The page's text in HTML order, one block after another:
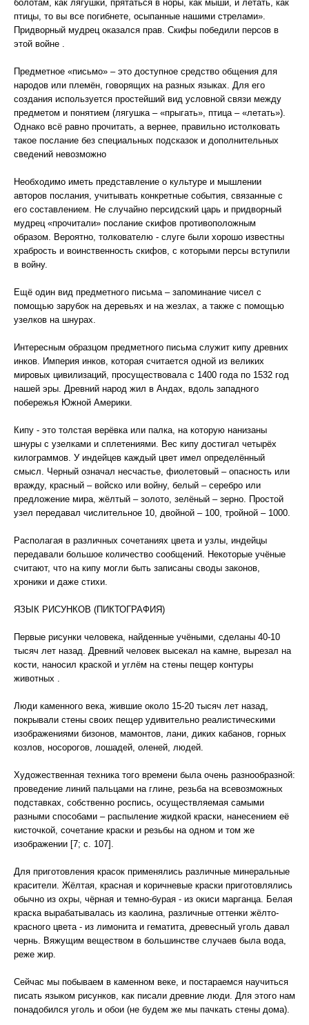
болотам, как лягушки, прятаться в норы, как мыши, и летать, как
птицы, то вы все погибнете, осыпанные нашими стрелами».
Придворный мудрец оказался прав. Скифы победили персов в
этой войне .
Предметное «письмо» – это доступное средство общения для
народов или племён, говорящих на разных языках. Для его
создания используется простейший вид условной связи между
предметом и понятием (лягушка – «прыгать», птица – «летать»).
Однако всё равно прочитать, а вернее, правильно истолковать
такое послание без специальных подсказок и дополнительных
сведений невозможно
Необходимо иметь представление о культуре и мышлении
авторов послания, учитывать конкретные события, связанные с
его составлением. Не случайно персидский царь и придворный
мудрец «прочитали» послание скифов противоположным
образом. Вероятно, толкователю - слуге были хорошо известны
храбрость и воинственность скифов, с которыми персы вступили
в войну.
Ещё один вид предметного письма – запоминание чисел с
помощью зарубок на деревьях и на жезлах, а также с помощью
узелков на шнурах.
Интересным образцом предметного письма служит кипу древних
инков. Империя инков, которая считается одной из великих
мировых цивилизаций, просуществовала с 1400 года по 1532 год
нашей эры. Древний народ жил в Андах, вдоль западного
побережья Южной Америки.
Кипу - это толстая верёвка или палка, на которую нанизаны
шнуры с узелками и сплетениями. Вес кипу достигал четырёх
килограммов. У индейцев каждый цвет имел определённый
смысл. Черный означал несчастье, фиолетовый – опасность или
вражду, красный – войско или войну, белый – серебро или
предложение мира, жёлтый – золото, зелёный – зерно. Простой
узел передавал числительное 10, двойной – 100, тройной – 1000.
Располагая в различных сочетаниях цвета и узлы, индейцы
передавали большое количество сообщений. Некоторые учёные
считают, что на кипу могли быть записаны своды законов,
хроники и даже стихи.
ЯЗЫК РИСУНКОВ (ПИКТОГРАФИЯ)
Первые рисунки человека, найденные учёными, сделаны 40-10
тысяч лет назад. Древний человек высекал на камне, вырезал на
кости, наносил краской и углём на стены пещер контуры
животных .
Люди каменного века, жившие около 15-20 тысяч лет назад,
покрывали стены своих пещер удивительно реалистическими
изображениями бизонов, мамонтов, лани, диких кабанов, горных
козлов, носорогов, лошадей, оленей, людей.
Художественная техника того времени была очень разнообразной:
проведение линий пальцами на глине, резьба на всевозможных
подставках, собственно роспись, осуществляемая самыми
разными способами – распыление жидкой краски, нанесением её
кисточкой, сочетание краски и резьбы на одном и том же
изображении [7; с. 107].
Для приготовления красок применялись различные минеральные
красители. Жёлтая, красная и коричневые краски приготовлялись
обычно из охры, чёрная и темно-бурая - из окиси марганца. Белая
краска вырабатывалась из каолина, различные оттенки жёлто-
красного цвета - из лимонита и гематита, древесный уголь давал
чернь. Вяжущим веществом в большинстве случаев была вода,
реже жир.
Сейчас мы побываем в каменном веке, и постараемся научиться
писать языком рисунков, как писали древние люди. Для этого нам
понадобился уголь и обои (не будем же мы пачкать стены дома).